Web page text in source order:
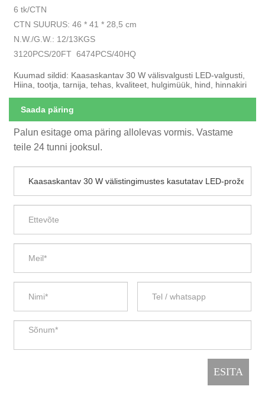
6 tk/CTN
CTN SUURUS: 46 * 41 * 28,5 cm
N.W./G.W.: 12/13KGS
3120PCS/20FT 6474PCS/40HQ
Kuumad sildid: Kaasaskantav 30 W välisvalgusti LED-valgusti,
Hiina, tootja, tarnija, tehas, kvaliteet, hulgimüük, hind, hinnakiri
Saada päring
Palun esitage oma päring allolevas vormis. Vastame
teile 24 tunni jooksul.